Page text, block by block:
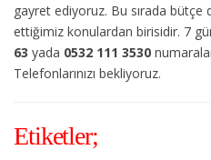
gayret ediyoruz. Bu sırada
ettiğimiz konulardan birisidir. 7
63 yada 0532 111 3530
Telefonlarınızı bekliyoruz.
Etiketler;